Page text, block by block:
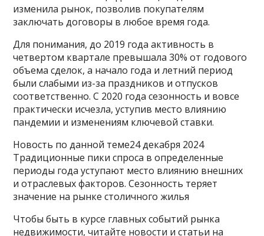
изменила рынок, позволив покупателям
заключать договоры в любое время года.
Для понимания, до 2019 года активность в
четвертом квартале превышала 30% от годового
объема сделок, а начало года и летний период
были слабыми из-за праздников и отпусков
соответственно. С 2020 года сезонность и вовсе
практически исчезла, уступив место влиянию
пандемии и изменениям ключевой ставки.
Новость по данной теме24 декабря 2024
Традиционные пики спроса в определенные
периоды года уступают место влиянию внешних
и отраслевых факторов. Сезонность теряет
значение на рынке столичного жилья
Чтобы быть в курсе главных событий рынка
недвижимости, читайте новости и статьи на